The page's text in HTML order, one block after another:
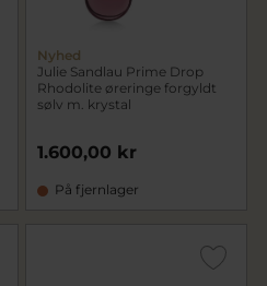
Nyhed
Julie Sandlau Prime Drop
Rhodolite øreringe forgyldt
sølv m. krystal
1.600,00 kr
På fjernlager